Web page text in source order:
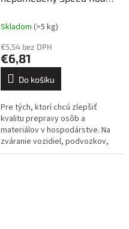
Skladom (>5 kg)
€5,54 bez DPH
€6,81
Do košíku
Pre tých, ktorí chcú zlepšiť
kvalitu prepravy osôb a
materiálov v hospodárstve. Na
zváranie vozidiel, podvozkov,
banských vozidiel, iných